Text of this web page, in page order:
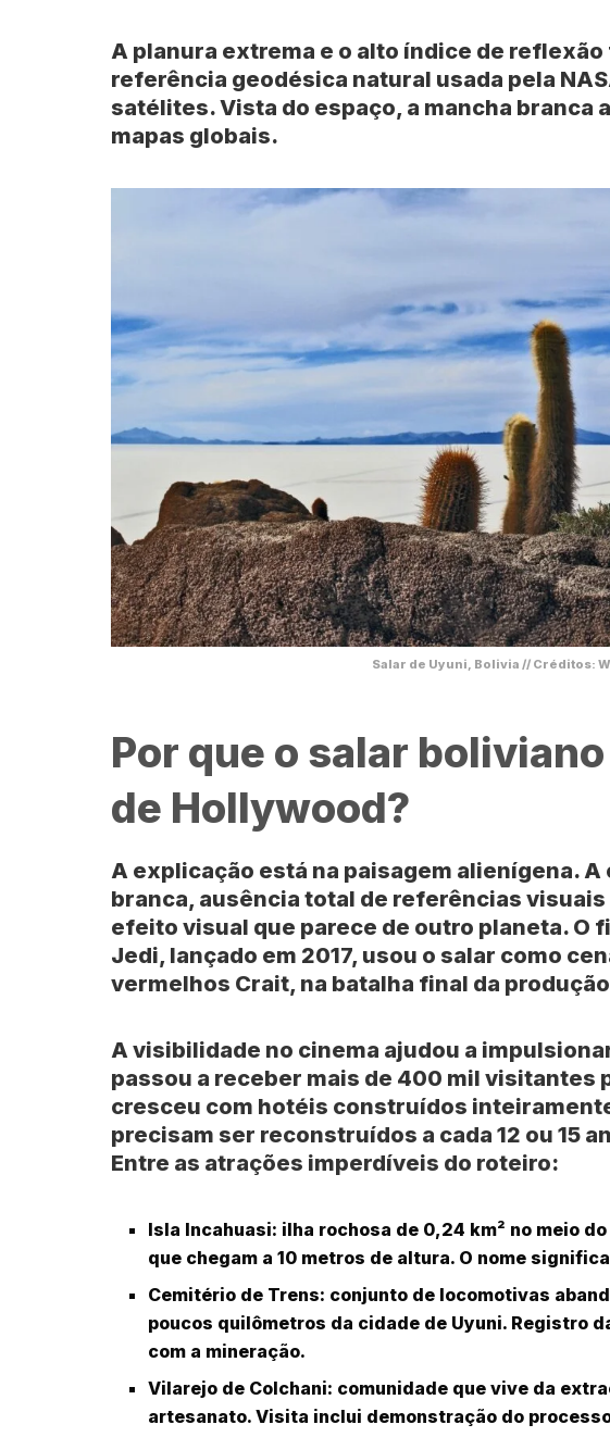
A planura extrema e o alto índice de reflexão
referência geodésica natural usada pela
satélites. Vista do espaço, a mancha branca
mapas globais.
Salar de Uyuni, Bolivia // Créditos:
Por que o salar
de Hollywood?
A explicação está na paisagem alienígena.
branca, ausência total de referências
efeito visual que parece de outro planeta. O
Jedi, lançado em 2017, usou o salar como
vermelhos Crait, na batalha final da
A visibilidade no cinema ajudou a
passou a receber mais de 400 mil visitantes
cresceu com hotéis construídos
precisam ser reconstruídos a cada 12 ou 15
Entre as atrações imperdíveis do roteiro:
Isla Incahuasi: ilha rochosa de 0,24 km² no meio
que chegam a 10 metros de altura. O nome
Cemitério de Trens: conjunto de locomotivas
poucos quilômetros da cidade de Uyuni. Registro
com a mineração.
Vilarejo de Colchani: comunidade que vive da
artesanato. Visita inclui demonstração do